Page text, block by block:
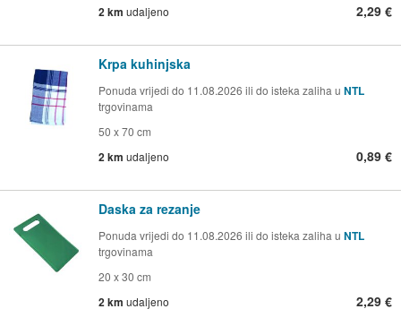
2 km udaljeno 2,29 €
Krpa kuhinjska
Ponuda vrijedi do 11.08.2026 ili do isteka zaliha u NTL
trgovinama
50 x 70 cm
2 km udaljeno 0,89 €
Daska za rezanje
Ponuda vrijedi do 11.08.2026 ili do isteka zaliha u NTL
trgovinama
20 x 30 cm
2 km udaljeno 2,29 €